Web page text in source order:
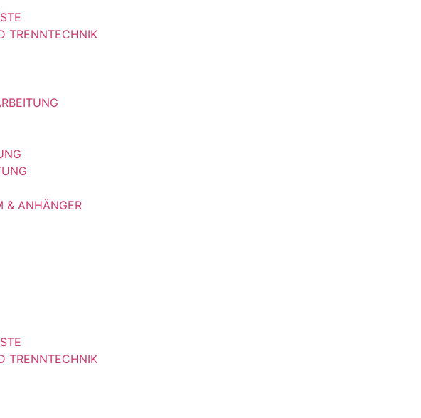
TRENNTECHNIK
& ANHÄNGER
TRENNTECHNIK